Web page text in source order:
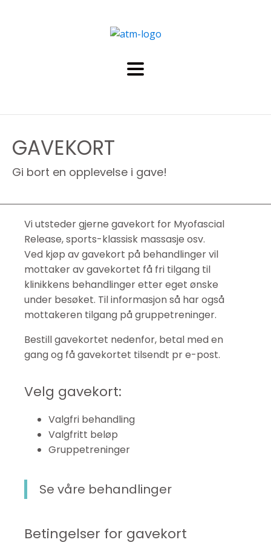
GAVEKORT
Gi bort en opplevelse i gave!
Vi utsteder gjerne gavekort for Myofascial
Release, sports-klassisk massasje osv.
Ved kjøp av gavekort på behandlinger vil
mottaker av gavekortet få fri tilgang til
klinikkens behandlinger etter eget ønske
under besøket. Til informasjon så har også
mottakeren tilgang på gruppetreninger.
Bestill gavekortet nedenfor, betal med en
gang og få gavekortet tilsendt pr e-post.
Velg gavekort:
Valgfri behandling
Valgfritt beløp
Gruppetreninger
Se våre behandlinger
Betingelser for gavekort